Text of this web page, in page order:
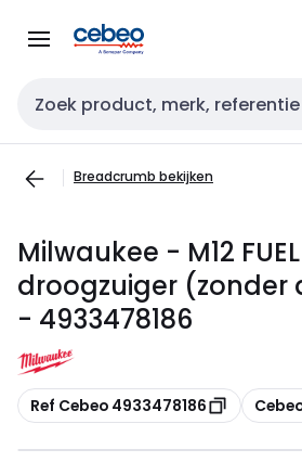
naar
naar
Zoekveld invoer
Breadcrumb bekijken
Milwaukee - M12
droogzuiger
- 4933478186
Kopiëren
Ref Cebeo 4933478186